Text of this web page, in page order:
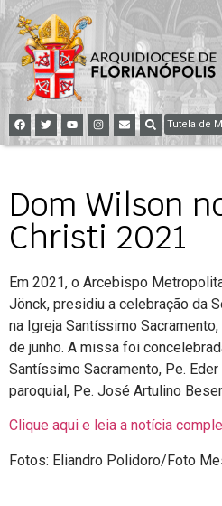
Tutela de
Dom Wilson
Christi 2021
Em 2021, o Arcebispo
Jönck, presidiu a celebração da
na Igreja Santíssimo
de junho. A missa foi
Santíssimo Sacramento, Pe.
paroquial, Pe. José Artulino
Clique aqui e leia a notícia
Fotos: Eliandro Polidoro/Foto